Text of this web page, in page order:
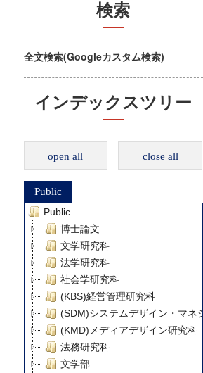
検索
全文検索(Googleカスタム検索)
インデックスツリー
open all close all
Public
Public
博士論文
文学研究科
法学研究科
社会学研究科
(KBS)経営管理研究科
(SDM)システムデザイン・マネ
(KMD)メディアデザイン研究科
法務研究科
文学部